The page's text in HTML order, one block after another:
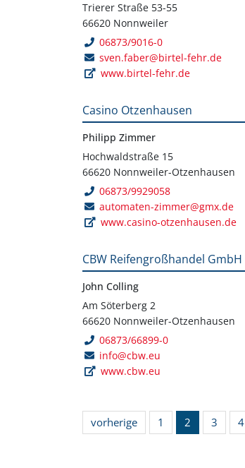
Trierer Straße 53-55
66620 Nonnweiler
06873/9016-0
sven.faber@birtel-fehr.de
www.birtel-fehr.de
Casino Otzenhausen
Philipp Zimmer
Hochwaldstraße 15
66620 Nonnweiler-Otzenhausen
06873/9929058
automaten-zimmer@gmx.de
www.casino-otzenhausen.de
CBW Reifengroßhandel GmbH
John Colling
Am Söterberg 2
66620 Nonnweiler-Otzenhausen
06873/66899-0
info@cbw.eu
www.cbw.eu
vorherige 1 2 3 4